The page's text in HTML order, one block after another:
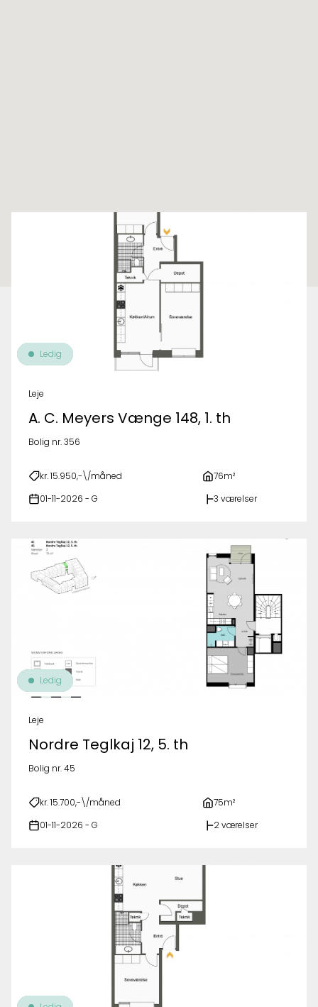
Ledig
Leje
A. C. Meyers Vænge 148, 1. th
Bolig nr. 356
kr. 15.950,-\/måned 76m²
01-11-2026 - G 3 værelser
Ledig
Leje
Nordre Teglkaj 12, 5. th
Bolig nr. 45
kr. 15.700,-\/måned 75m²
01-11-2026 - G 2 værelser